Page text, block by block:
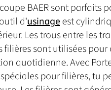
BAER sont parfaits
d'usinageest
Les trous entre les
filières sont utilisées
quotidienne. Avec
pour filières, tu